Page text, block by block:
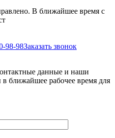
В ближайшее время с
98-98Заказать звонок
данные и наши
ближайшее рабочее время для